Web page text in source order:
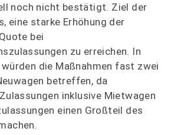
noch nicht bestätigt. Ziel der
eine starke Erhöhung der
bei
zu erreichen. In
die Maßnahmen fast zwei
betreffen, da
inklusive Mietwagen
einen Großteil des